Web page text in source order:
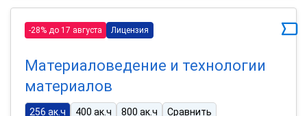
-28% до 17 августа Лицензия
Материаловедение и технологии
материалов
256 ак.ч 400 ак.ч 800 ак.ч Сравнить